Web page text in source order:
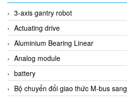
3-axis gantry robot
Actuating drive
Aluminium Bearing Linear
Analog module
battery
Bộ chuyển đổi giao thức M-bus